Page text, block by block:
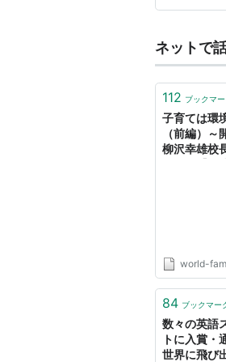
ネットで
112 ブックマー
子育ては環
（前編）
柳沢幸雄校
world-
84 ブックマー
数々の英語
トに入賞・
世界に飛び